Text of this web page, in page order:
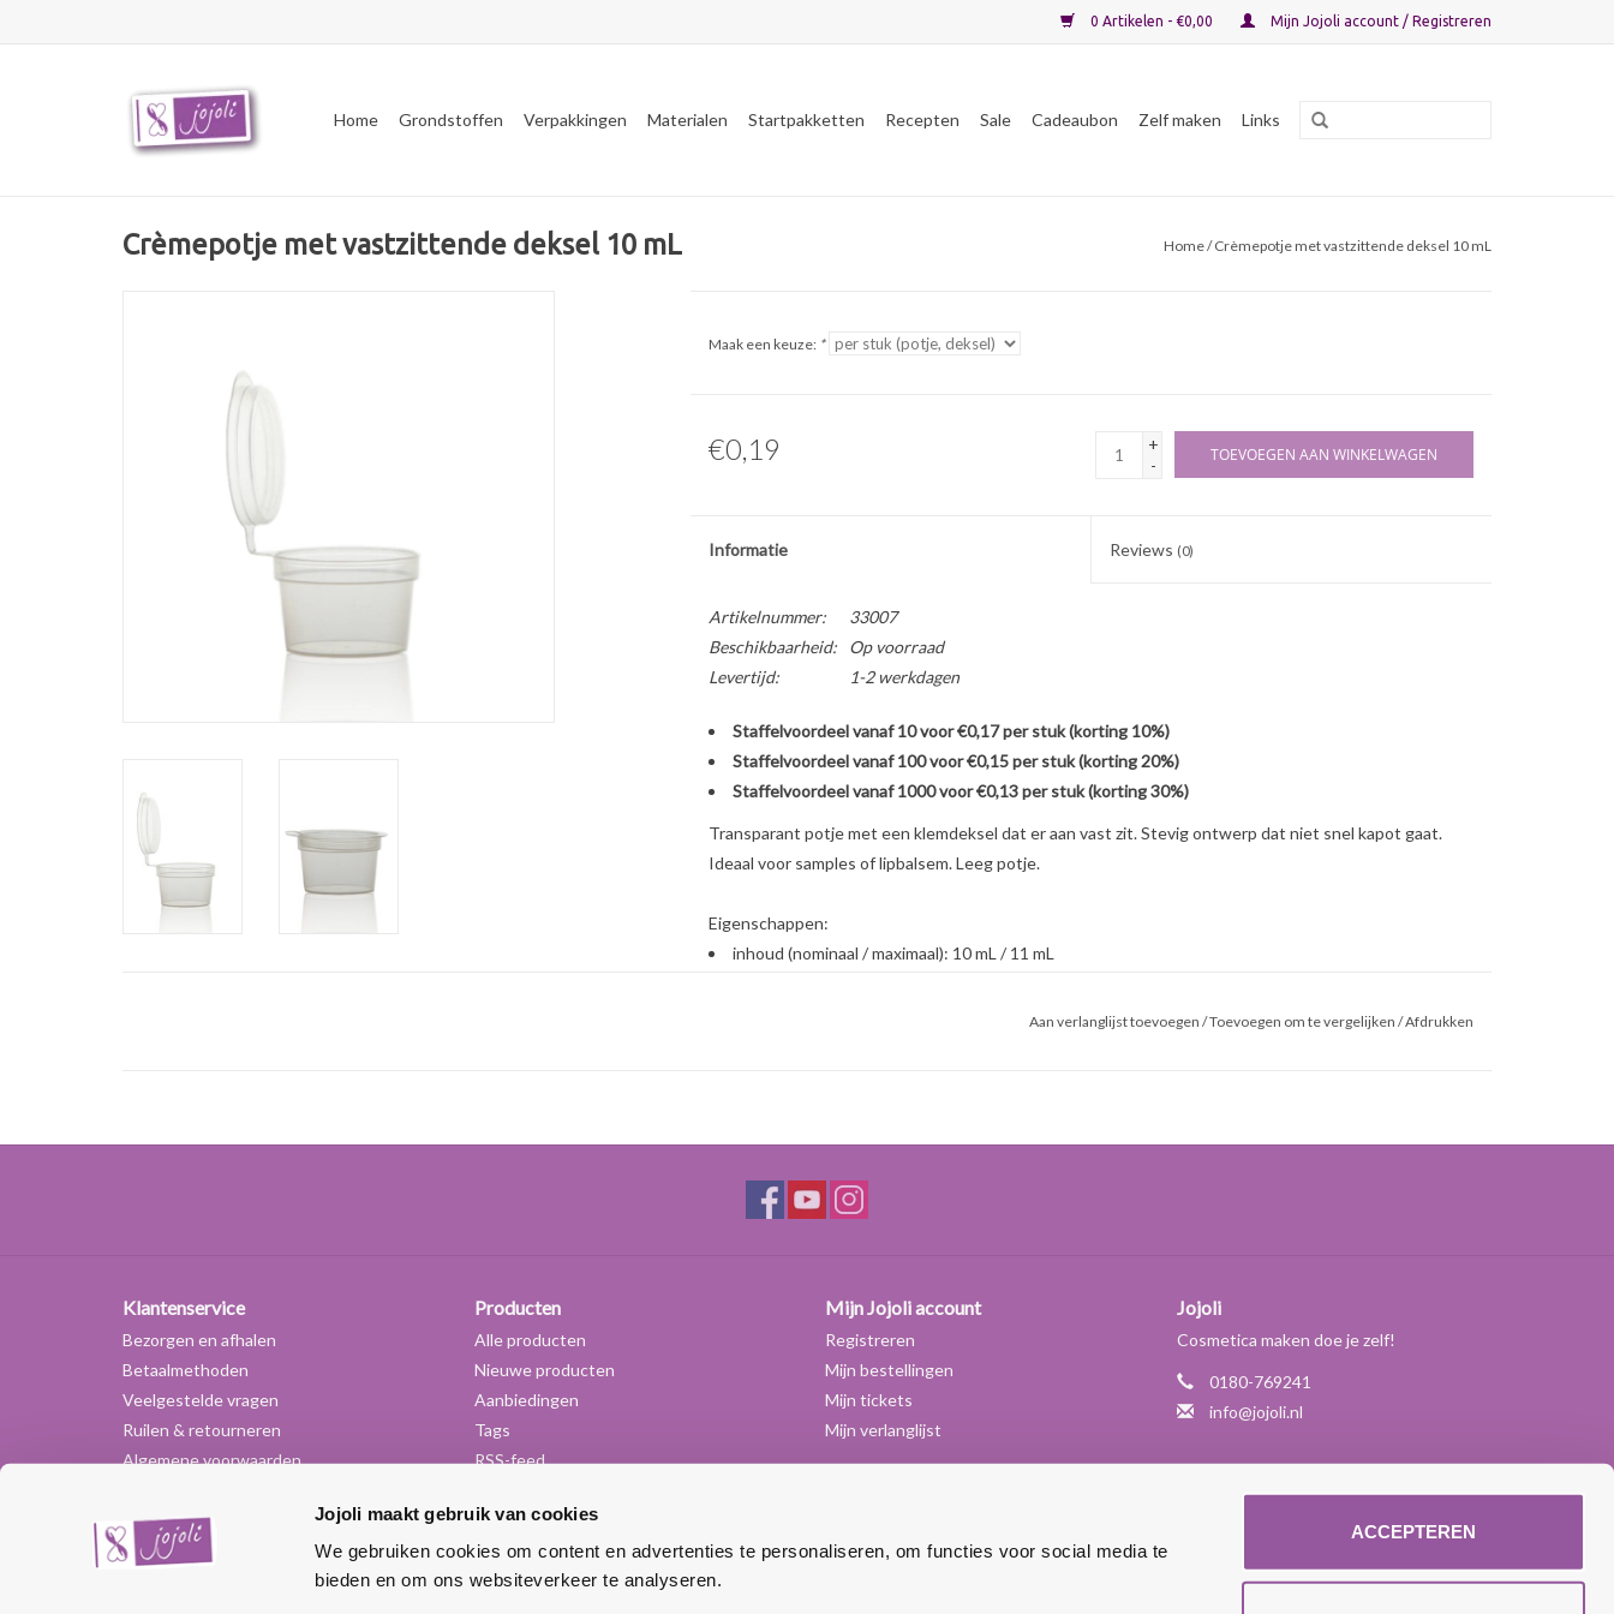
Jojoli maakt gebruik van cookies
We gebruiken cookies om content en advertenties te personaliseren, om functies voor social media te
bieden en om ons websiteverkeer te analyseren.
ACCEPTEREN
0 Artikelen - €0,00 Mijn Jojoli account / Registreren
Home Grondstoffen Verpakkingen Materialen Startpakketten Recepten Sale Cadeaubon Zelf maken Links
Crèmepotje met vastzittende deksel 10 mL Home/ Crèmepotje met vastzittende deksel 10 mL
Maak een keuze: *
€0,19
+
-
TOEVOEGEN AAN WINKELWAGEN
Informatie Reviews (0)
Artikelnummer:
33007
Beschikbaarheid:
Op voorraad
Levertijd:
1-2 werkdagen
Staffelvoordeel vanaf 10 voor €0,17 per stuk (korting 10%)
Staffelvoordeel vanaf 100 voor €0,15 per stuk (korting 20%)
Staffelvoordeel vanaf 1000 voor €0,13 per stuk (korting 30%)
Transparant potje met een klemdeksel dat er aan vast zit. Stevig ontwerp dat niet snel kapot gaat.
Ideaal voor samples of lipbalsem. Leeg potje.
Eigenschappen:
inhoud (nominaal / maximaal): 10 mL / 11 mL
afmetingen: hoogte 23 mm, diameter 34 mmAan verlanglijst toevoegen /Toevoegen om te vergelijken /Afdrukken
Klantenservice
Bezorgen en afhalen
Betaalmethoden
Veelgestelde vragen
Ruilen & retourneren
Algemene voorwaarden
Over ons
Contact
Producten
Alle producten
Nieuwe producten
Aanbiedingen
Tags
RSS-feed
Mijn Jojoli account
Registreren
Mijn bestellingen
Mijn tickets
Mijn verlanglijst
Jojoli
Cosmetica maken doe je zelf!
0180-769241
info@jojoli.nl